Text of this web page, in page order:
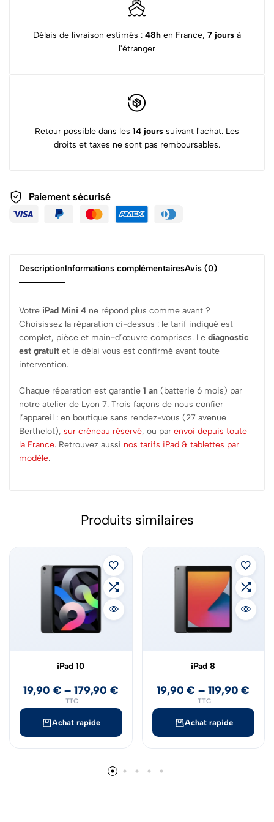
Délais de livraison estimés : 48h en France, 7 jours à
l'étranger
Retour possible dans les 14 jours suivant l'achat. Les
droits et taxes ne sont pas remboursables.
Paiement sécurisé
DescriptionInformations complémentairesAvis (0)
Votre iPad Mini 4 ne répond plus comme avant ?
Choisissez la réparation ci-dessus : le tarif indiqué est
complet, pièce et main-d’œuvre comprises. Le diagnostic
est gratuit et le délai vous est confirmé avant toute
intervention.
Chaque réparation est garantie 1 an (batterie 6 mois) par
notre atelier de Lyon 7. Trois façons de nous confier
l’appareil : en boutique sans rendez-vous (27 avenue
Berthelot), sur créneau réservé, ou par envoi depuis toute
la France. Retrouvez aussi nos tarifs iPad & tablettes par
modèle.
Produits similaires
Achat rapide
iPad 10
19,90 € –179,90 €
TTC
Achat rapide
iPad 8
19,90€ – 119,90€
TTC